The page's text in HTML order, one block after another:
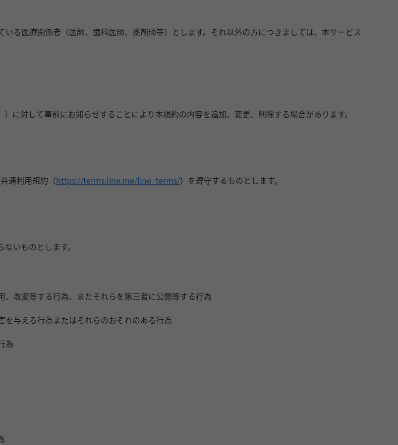
る医療関係者（医師、歯科医師、薬剤師等）とします。それ以外の方につきましては、本サービス
に対して事前にお知らせすることにより本規約の内容を追加、変更、削除する場合があります。
通利用規約（https://terms.line.me/line_terms/）を遵守するものとします。
いものとします。
改変等する行為、またそれらを第三者に公開等する行為
与える行為またはそれらのおそれのある行為
為